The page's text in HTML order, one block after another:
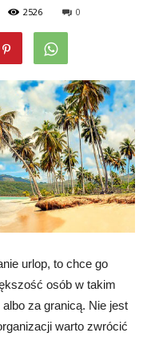
2526 0
urlop, to chce go
osób w takim
za granicą. Nie jest
warto zwrócić